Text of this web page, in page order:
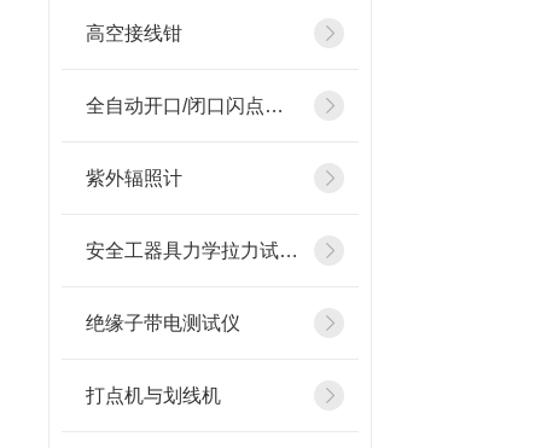
高空接线钳
全自动开口/闭口闪点测定仪
紫外辐照计
安全工器具力学拉力试验机
绝缘子带电测试仪
打点机与划线机